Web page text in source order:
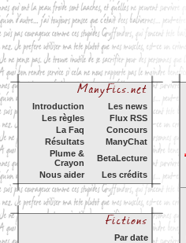
Introduction
Les news
Les règles
Flux RSS
La Faq
Concours
Résultats
ManyChat
Plume &
Crayon
BetaLecture
Nous aider
Les crédits
Par date